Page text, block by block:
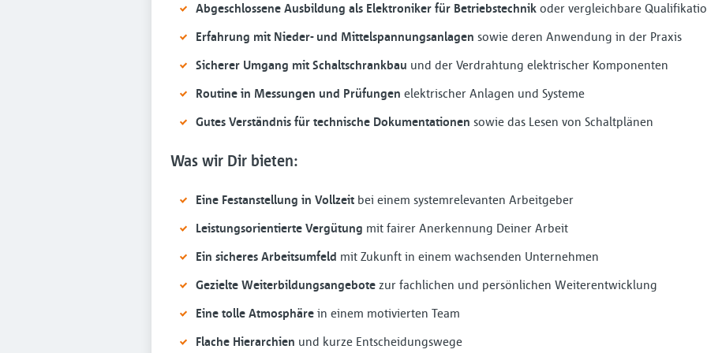
Abgeschlossene Ausbildung als Elektroniker für Betriebstechnik oder vergleichbare
Erfahrung mit Nieder- und Mittelspannungsanlagen sowie deren Anwendung in der Praxis
Sicherer Umgang mit Schaltschrankbau und der Verdrahtung elektrischer Komponenten
Routine in Messungen und Prüfungen elektrischer Anlagen und Systeme
Gutes Verständnis für technische Dokumentationen sowie das Lesen von Schaltplänen
Was wir Dir bieten:
Eine Festanstellung in Vollzeit bei einem systemrelevanten Arbeitgeber
Leistungsorientierte Vergütung mit fairer Anerkennung Deiner Arbeit
Ein sicheres Arbeitsumfeld mit Zukunft in einem wachsenden Unternehmen
Gezielte Weiterbildungsangebote zur fachlichen und persönlichen Weiterentwicklung
Eine tolle Atmosphäre in einem motivierten Team
Flache Hierarchien und kurze Entscheidungswege